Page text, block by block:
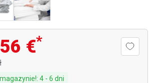
€*
: 4 - 6 dni